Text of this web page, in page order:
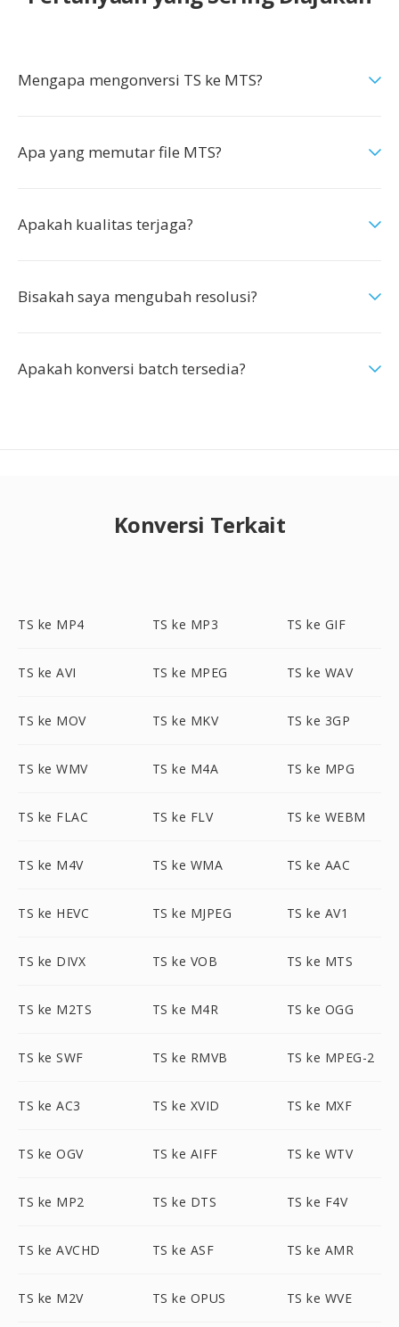
Mengapa mengonversi TS ke MTS?
Apa yang memutar file MTS?
Apakah kualitas terjaga?
Bisakah saya mengubah resolusi?
Apakah konversi batch tersedia?
Konversi Terkait
TS ke MP4 TS ke MP3 TS ke GIF
TS ke AVI TS ke MPEG TS ke WAV
TS ke MOV TS ke MKV TS ke 3GP
TS ke WMV TS ke M4A TS ke MPG
TS ke FLAC TS ke FLV TS ke WEBM
TS ke M4V TS ke WMA TS ke AAC
TS ke HEVC TS ke MJPEG TS ke AV1
TS ke DIVX TS ke VOB TS ke MTS
TS ke M2TS TS ke M4R TS ke OGG
TS ke SWF TS ke RMVB TS ke MPEG-2
TS ke AC3 TS ke XVID TS ke MXF
TS ke OGV TS ke AIFF TS ke WTV
TS ke MP2 TS ke DTS TS ke F4V
TS ke AVCHD TS ke ASF TS ke AMR
TS ke M2V TS ke OPUS TS ke WVE